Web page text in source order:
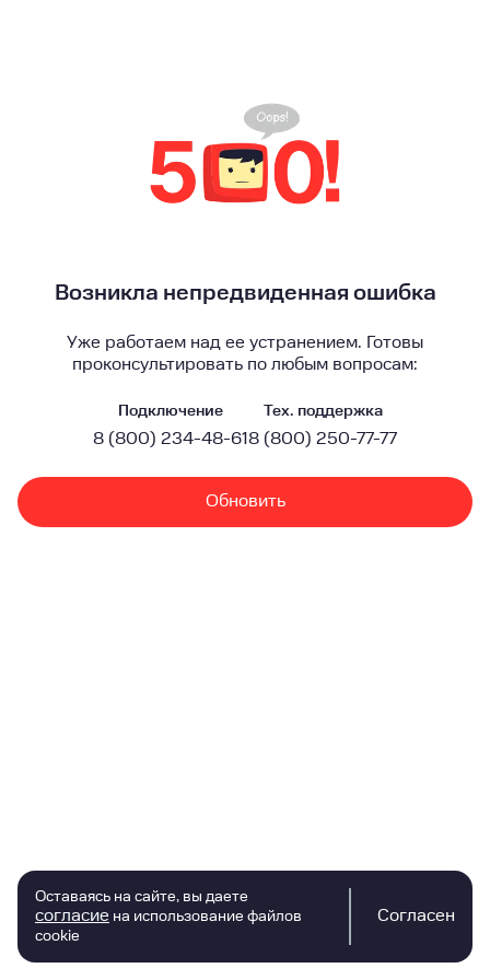
Возникла непредвиденная ошибка
Уже работаем над ее устранением. Готовы
проконсультировать по любым вопросам:
Подключение
8 (800) 234-48-61
Тех. поддержка
8 (800) 250-77-77
Обновить
Оставаясь на сайте, вы даете
согласие на использование файлов
cookie
Согласен